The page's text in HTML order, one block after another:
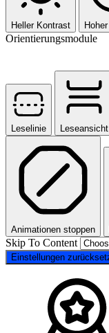
Heller Kontrast
Orientierungsmodule
Leselinie Leseansicht
Animationen stoppen
Skip To Content
Einstellungen